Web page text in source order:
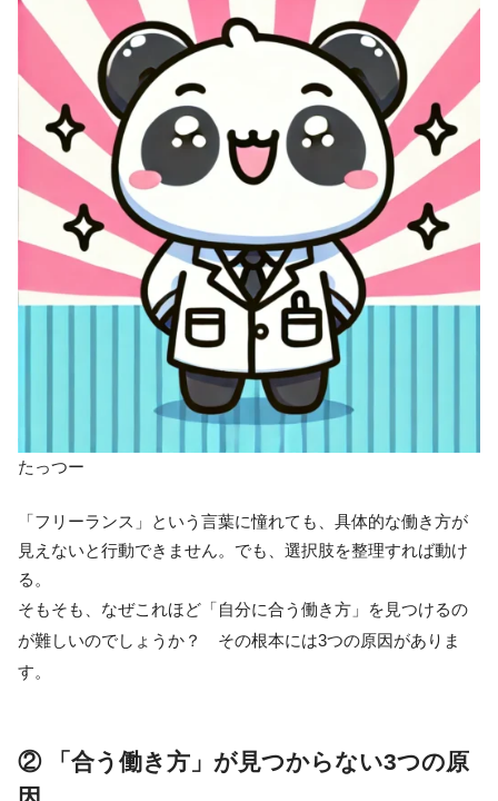
たっつー
「フリーランス」という言葉に憧れても、具体的な働き方が
見えないと行動できません。でも、選択肢を整理すれば動け
る。
そもそも、なぜこれほど「自分に合う働き方」を見つけるの
が難しいのでしょうか？ その根本には3つの原因がありま
す。
② 「合う働き方」が見つからない3つの原